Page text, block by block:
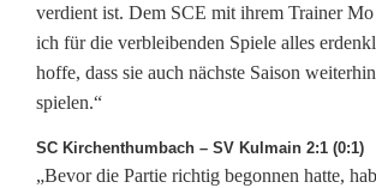
verdient ist. Dem SCE mit ihrem Trainer
ich für die verbleibenden Spiele alles
hoffe, dass sie auch nächste Saison
spielen.“
SC Kirchenthumbach – SV Kulmain 2:1 (0:1)
„Bevor die Partie richtig begonnen hatte,